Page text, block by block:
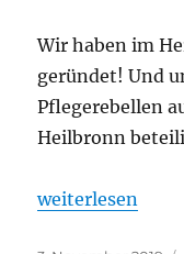
Wir haben im
geründet! Und
Pflegerebellen
Heilbronn
„„Teilhabe
weiterlesen